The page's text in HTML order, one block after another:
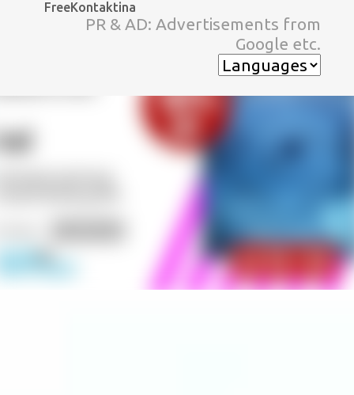
スキップしてメイン コンテンツに移動
FreeKontaktina
PR & AD: Advertisements from
Google etc.